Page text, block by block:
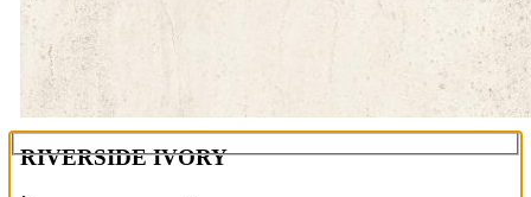
RIVERSIDE IVORY